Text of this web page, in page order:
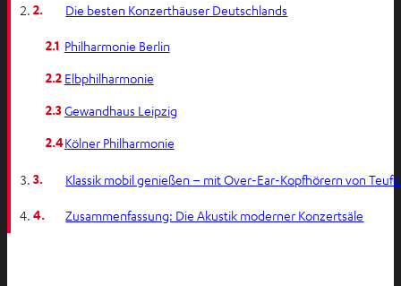
2. Die besten Konzerthäuser Deutschlands
2.1 Philharmonie Berlin
2.2 Elbphilharmonie
2.3Gewandhaus Leipzig
2.4Kölner Philharmonie
3. Klassik mobil genießen – mit Over-Ear-Kopfhörern von
4. Zusammenfassung: Die Akustik moderner Konzertsäle